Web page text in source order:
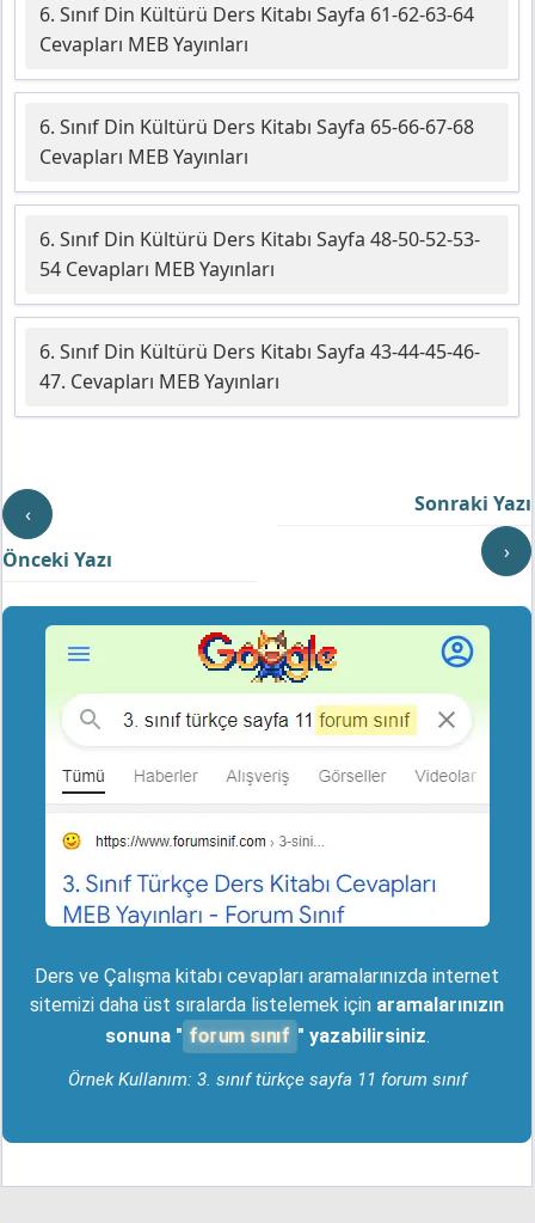
6. Sınıf Din Kültürü Ders Kitabı Sayfa 61-62-63-64
Cevapları MEB Yayınları
6. Sınıf Din Kültürü Ders Kitabı Sayfa 65-66-67-68
Cevapları MEB Yayınları
6. Sınıf Din Kültürü Ders Kitabı Sayfa 48-50-52-53-
54 Cevapları MEB Yayınları
6. Sınıf Din Kültürü Ders Kitabı Sayfa 43-44-45-46-
47. Cevapları MEB Yayınları
‹
Önceki Yazı
Sonraki Yazı
›
Ders ve Çalışma kitabı cevapları aramalarınızda internet
sitemizi daha üst sıralarda listelemek için aramalarınızın
sonuna " forum sınıf " yazabilirsiniz.
Örnek Kullanım: 3. sınıf türkçe sayfa 11 forum sınıf